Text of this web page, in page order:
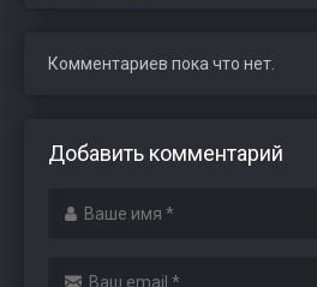
Комментариев пока что нет.
Добавить комментарий